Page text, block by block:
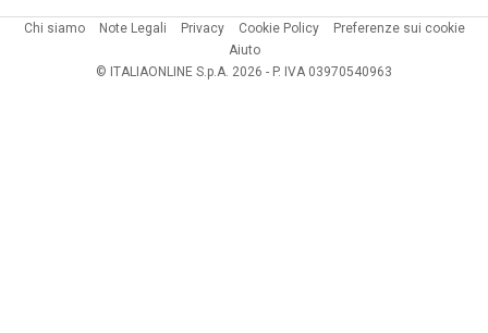
Chi siamo Note Legali Privacy Cookie Policy
Preferenze sui cookie
Aiuto
© ITALIAONLINE S.p.A. 2026 - P. IVA 03970540963